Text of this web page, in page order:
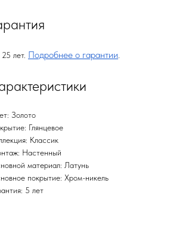
лет. Подробнее о гарантии
Золото
Глянцевое
Классик
Настенный
материал: Латунь
покрытие: Хром-никель
5 лет